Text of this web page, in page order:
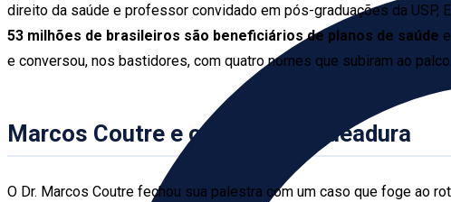
direito da saúde e professor convidado em pós-graduações da USP,
53 milhões de brasileiros são beneficiários de planos de saúde
e conversou, nos bastidores, com quatro nomes que subiram ao palco.
Marcos Coutre e o caso da laqueadura
O Dr. Marcos Coutre fechou sua palestra com um caso que foge ao